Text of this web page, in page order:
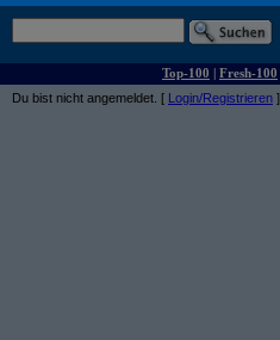
Top-100 | Fresh-100
Du bist nicht angemeldet. [ Login/Registrieren ]